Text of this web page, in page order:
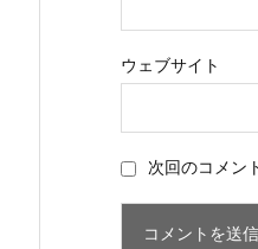
ウェブサイト
次回のコメン